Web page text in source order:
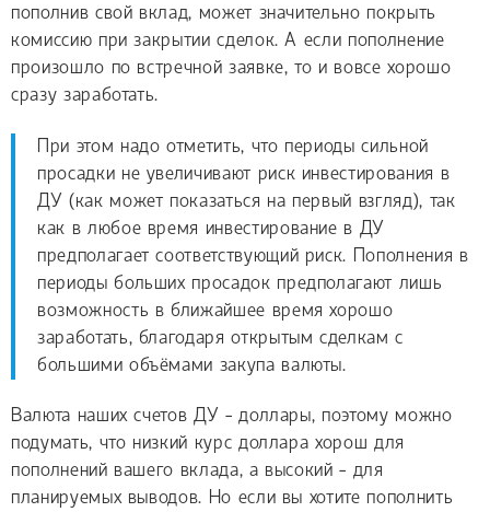
пополнив свой вклад, может значительно покрыть
комиссию при закрытии сделок. А если пополнение
произошло по встречной заявке, то и вовсе хорошо
сразу заработать.
При этом надо отметить, что периоды сильной
просадки не увеличивают риск инвестирования в
ДУ (как может показаться на первый взгляд), так
как в любое время инвестирование в ДУ
предполагает соответствующий риск. Пополнения в
периоды больших просадок предполагают лишь
возможность в ближайшее время хорошо
заработать, благодаря открытым сделкам с
большими объёмами закупа валюты.
Валюта наших счетов ДУ - доллары, поэтому можно
подумать, что низкий курс доллара хорош для
пополнений вашего вклада, а высокий - для
планируемых выводов. Но если вы хотите пополнить